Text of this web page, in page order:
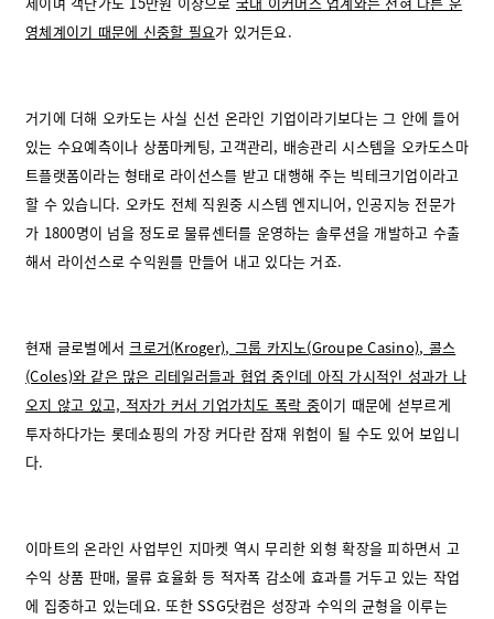
영체계이기 때문에 신중할 필요가 있거든요.
거기에 더해 오카도는 사실 신선 온라인 기업이라기보다는 그 안에 들어
있는 수요예측이나 상품마케팅, 고객관리, 배송관리 시스템을 오카도스마
트플랫폼이라는 형태로 라이선스를 받고 대행해 주는 빅테크기업이라고
할 수 있습니다. 오카도 전체 직원중 시스템 엔지니어, 인공지능 전문가
가 1800명이 넘을 정도로 물류센터를 운영하는 솔루션을 개발하고 수출
해서 라이선스로 수익원를 만들어 내고 있다는 거죠.
현재 글로벌에서크로거(Kroger), 그룹 카지노(Groupe Casino), 콜스
(Coles)와 같은 많은 리테일러들과 협업 중인데 아직 가시적인 성과가 나
오지 않고 있고, 적자가 커서 기업가치도 폭락 중이기 때문에 섣부르게
투자하다가는 롯데쇼핑의 가장 커다란 잠재 위험이 될 수도 있어 보입니
다.
이마트의 온라인 사업부인 지마켓 역시 무리한 외형 확장을 피하면서 고
수익 상품 판매, 물류 효율화 등 적자폭 감소에 효과를 거두고 있는 작업
에 집중하고 있는데요. 또한 SSG닷컴은 성장과 수익의 균형을 이루는